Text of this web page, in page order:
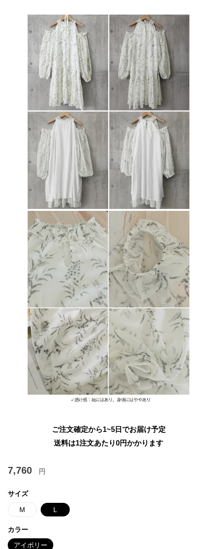
ご注文確定から1~5日でお届け予定
送料は1注文あたり0円かかります
7,760 円
サイズ
M L
カラー
アイボリー